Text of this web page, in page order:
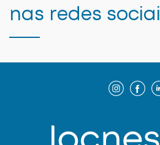
nas redes